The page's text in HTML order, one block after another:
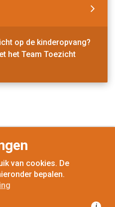
op de kinderopvang?
het Team Toezicht
van cookies. De
bepalen.